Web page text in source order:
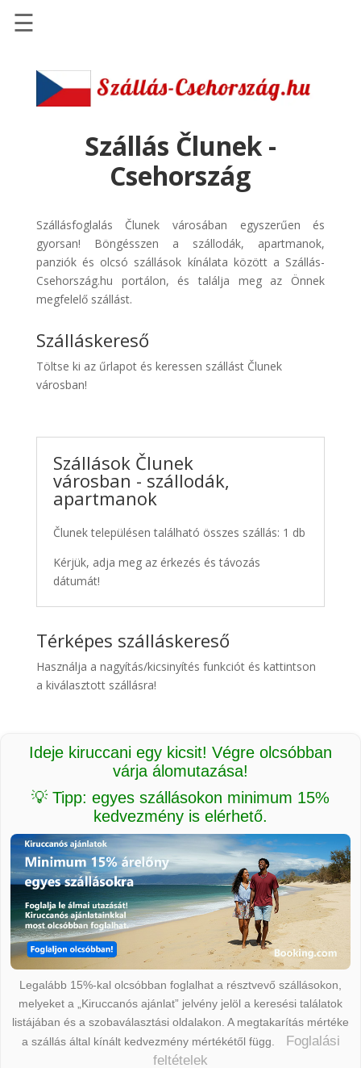
Szállások
Szállásinfo.eu
pénzvisszatérítéssel
Discover
Cars
Transzfer
Kiwi
Taxi
☰
Szállás Člunek -
Csehország
Szállásfoglalás Člunek városában egyszerűen és
gyorsan! Böngésszen a szállodák, apartmanok,
panziók és olcsó szállások kínálata között a Szállás-
Csehország.hu portálon, és találja meg az Önnek
megfelelő szállást.
Szálláskereső
Töltse ki az űrlapot és keressen szállást Člunek
városban!
Szállások Člunek
városban - szállodák,
apartmanok
Člunek településen található összes szállás: 1 db
Kérjük, adja meg az érkezés és távozás
dátumát!
Térképes szálláskereső
Használja a nagyítás/kicsinyítés funkciót és kattintson
a kiválasztott szállásra!
Ideje kiruccani egy kicsit! Végre olcsóbban
várja álomutazása!
💡 Tipp: egyes szállásokon minimum 15%
kedvezmény is elérhető.
Legalább 15%-kal olcsóbban foglalhat a résztvevő szállásokon,
melyeket a „Kiruccanós ajánlat” jelvény jelöl a keresési találatok
listájában és a szobaválasztási oldalakon. A megtakarítás mértéke
a szállás által kínált kedvezmény mértékétől függ.
Foglalási
feltételek